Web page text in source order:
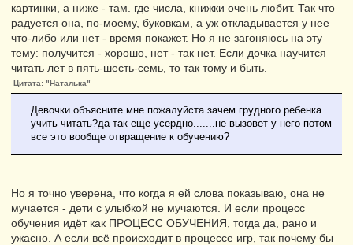
картинки, а ниже - там. где числа, книжки очень любит. Так что
радуется она, по-моему, буковкам, а уж откладывается у нее
что-либо или нет - время покажет. Но я не загоняюсь на эту
тему: получится - хорошо, нет - так нет. Если дочка научится
читать лет в пять-шесть-семь, то так тому и быть.
Цитата: "Наталька"
Девочки объясните мне пожалуйста зачем грудного ребенка
учить читать?да так еще усердно.......не вызовет у него потом
все это вообще отвращение к обучению?
Но я точно уверена, что когда я ей слова показываю, она не
мучается - дети с улыбкой не мучаются. И если процесс
обучения идёт как ПРОЦЕСС ОБУЧЕНИЯ, тогда да, рано и
ужасно. А если всё происходит в процессе игр, так почему бы